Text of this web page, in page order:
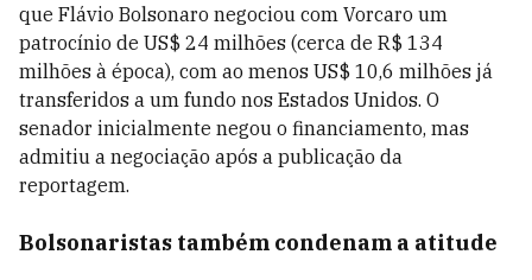
que Flávio Bolsonaro negociou com Vorcaro um
patrocínio de US$ 24 milhões (cerca de R$ 134
milhões à época), com ao menos US$ 10,6 milhões já
transferidos a um fundo nos Estados Unidos. O
senador inicialmente negou o financiamento, mas
admitiu a negociação após a publicação da
reportagem.
Bolsonaristas também condenam a atitude